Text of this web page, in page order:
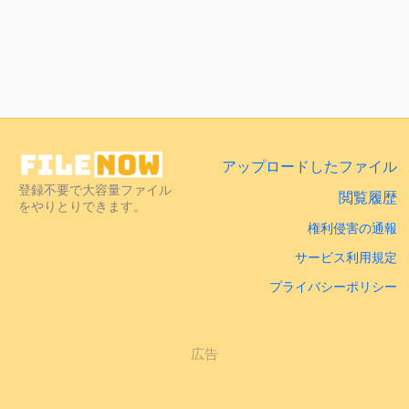
登録不要で大容量ファイル
をやりとりできます。
アップロードしたファイル
閲覧履歴
権利侵害の通報
サービス利用規定
プライバシーポリシー
広告